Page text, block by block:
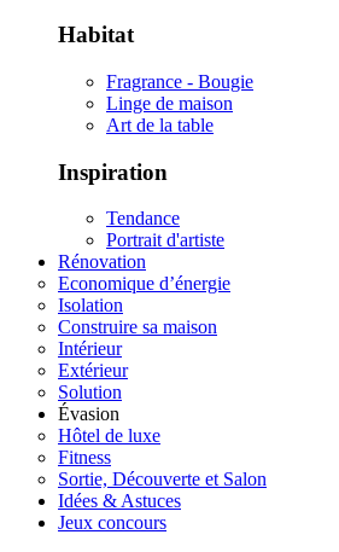
Habitat
Fragrance - Bougie
Linge de maison
Art de la table
Inspiration
Tendance
Portrait d'artiste
Rénovation
Economique d’énergie
Isolation
Construire sa maison
Intérieur
Extérieur
Solution
Évasion
Hôtel de luxe
Fitness
Sortie, Découverte et Salon
Idées & Astuces
Jeux concours